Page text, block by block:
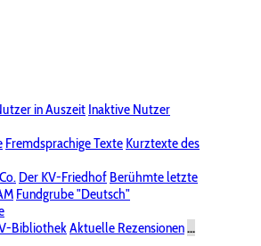
in Auszeit Inaktive Nutzer
Fremdsprachige Texte Kurztexte des
Der KV-Friedhof Berühmte letzte
Fundgrube "Deutsch"
BibliothekAktuelle Rezensionen...